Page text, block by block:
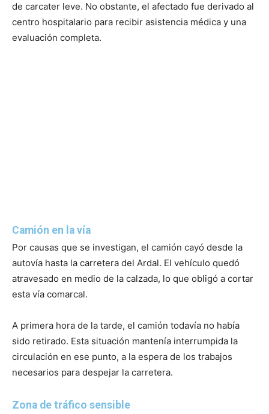
de carcater leve. No obstante, el afectado fue derivado al
centro hospitalario para recibir asistencia médica y una
evaluación completa.
Camión en la vía
Por causas que se investigan, el camión cayó desde la
autovía hasta la carretera del Ardal. El vehículo quedó
atravesado en medio de la calzada, lo que obligó a cortar
esta vía comarcal.
A primera hora de la tarde, el camión todavía no había
sido retirado. Esta situación mantenía interrumpida la
circulación en ese punto, a la espera de los trabajos
necesarios para despejar la carretera.
Zona de tráfico sensible